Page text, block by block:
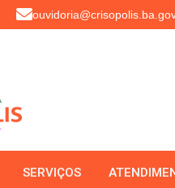
SERVIÇOS